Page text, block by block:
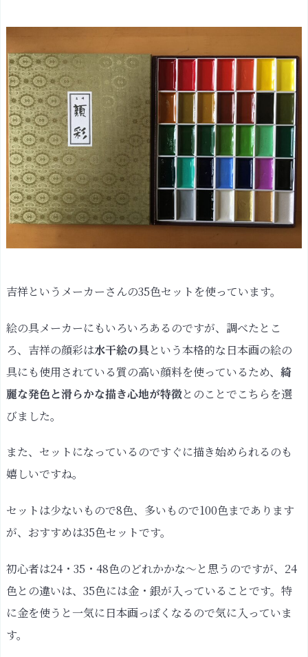
吉祥というメーカーさんの35色セットを使っています。
絵の具メーカーにもいろいろあるのですが、調べたとこ
ろ、吉祥の顔彩は水干絵の具という本格的な日本画の絵の
具にも使用されている質の高い顔料を使っているため、
綺
麗な発色と滑らかな描き心地が特徴とのことでこちらを選
びました。
また、セットになっているのですぐに描き始められるのも
嬉しいですね。
セットは少ないもので8色、多いもので100色まであります
が、おすすめは35色セットです。
初心者は24・35・48色のどれかかな〜と思うのですが、24
色との違いは、35色には金・銀が入っていることです。特
に金を使うと一気に日本画っぽくなるので気に入っていま
す。